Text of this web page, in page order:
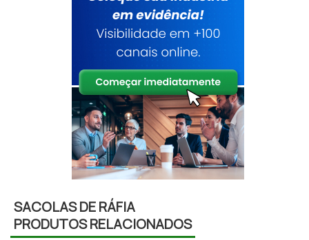
SACOLAS DE RÁFIA
PRODUTOS RELACIONADOS